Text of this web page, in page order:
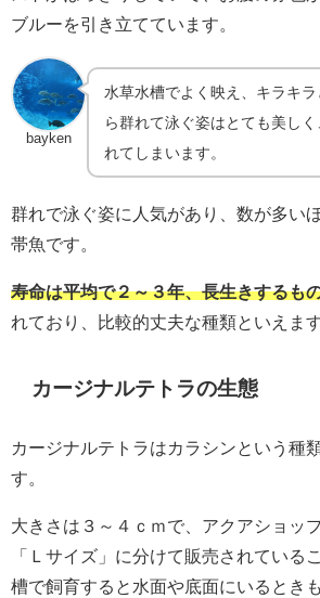
ブルーを引き立てています。
bayken
水草水槽でよく映え、キラキ
ら群れて泳ぐ姿はとても美し
れてしまいます。
群れで泳ぐ姿に人気があり、数が多い
帯魚です。
寿命は平均で２～３年、長生きするも
れており、比較的丈夫な種類といえます
カージナルテトラの生態
カージナルテトラはカラシンという種
す。
大きさは３～４ｃｍで、アクアショッ
「Ｌサイズ」に分けて販売されている
槽で飼育すると水面や底面にいるとき